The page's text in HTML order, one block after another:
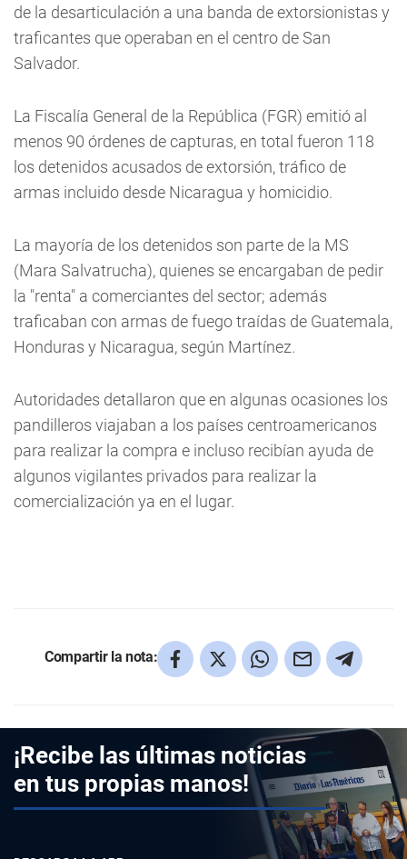
de la desarticulación a una banda de extorsionistas y
traficantes que operaban en el centro de San
Salvador.
La Fiscalía General de la República (FGR) emitió al
menos 90 órdenes de capturas, en total fueron 118
los detenidos acusados de extorsión, tráfico de
armas incluido desde Nicaragua y homicidio.
La mayoría de los detenidos son parte de la MS
(Mara Salvatrucha), quienes se encargaban de pedir
la "renta" a comerciantes del sector; además
traficaban con armas de fuego traídas de Guatemala,
Honduras y Nicaragua, según Martínez.
Autoridades detallaron que en algunas ocasiones los
pandilleros viajaban a los países centroamericanos
para realizar la compra e incluso recibían ayuda de
algunos vigilantes privados para realizar la
comercialización ya en el lugar.
Compartir la nota:
¡Recibe las últimas noticias
en tus propias manos!